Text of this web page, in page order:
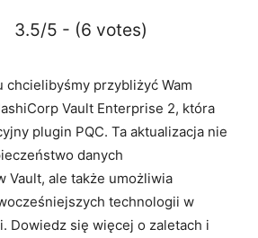
3.5/5 - (6 votes)
chcielibyśmy przybliżyć Wam
Vault ⁣Enterprise ⁤2, ​która
⁤plugin PQC. Ta aktualizacja nie
danych
Vault, ale także ​umożliwia
technologii w
⁢Dowiedz‍ się więcej o zaletach ‌i‍